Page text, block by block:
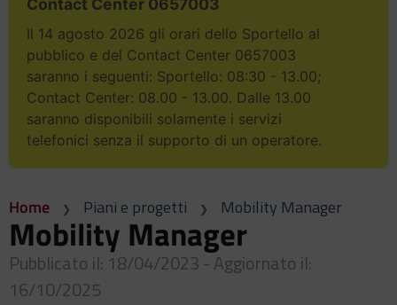
Contact Center 0657003
Il 14 agosto 2026 gli orari dello Sportello al
pubblico e del Contact Center 0657003
saranno i seguenti: Sportello: 08:30 - 13.00;
Contact Center: 08.00 - 13.00. Dalle 13.00
saranno disponibili solamente i servizi
telefonici senza il supporto di un operatore.
Home Piani e progetti Mobility Manager
Mobility Manager
Pubblicato il: 18/04/2023 - Aggiornato il:
16/10/2025